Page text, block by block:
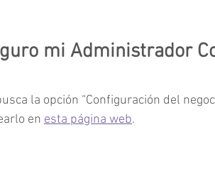
mi Administrador
la opción “Configuración del
en esta página web.